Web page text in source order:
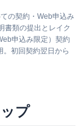
の契約・Web申込み
書類の提出とレイク
申込み限定）契約
初回契約翌日から
プ